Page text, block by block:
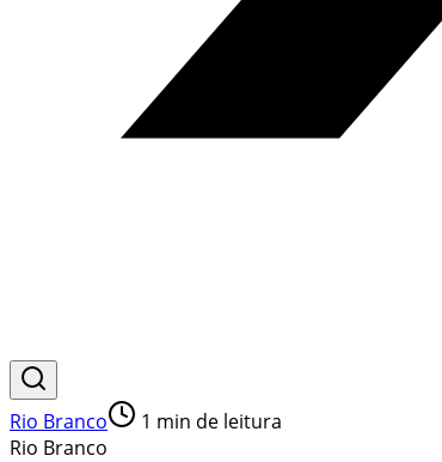
Rio Branco 1 min de leitura
Rio Branco